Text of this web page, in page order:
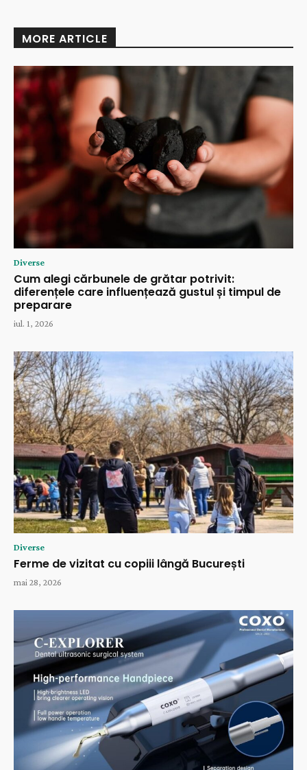
MORE ARTICLE
Diverse
Cum alegi cărbunele de grătar potrivit:
diferențele care influențează gustul și timpul de
preparare
iul. 1, 2026
Diverse
Ferme de vizitat cu copiii lângă București
mai 28, 2026